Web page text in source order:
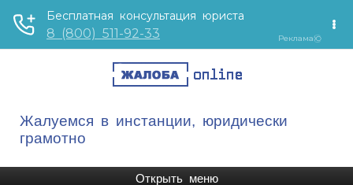
Жалуемся в инстанции, юридически
грамотно